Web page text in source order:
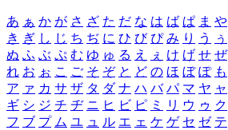
あ ぁ か が さ ざ た だ な は ば ぱ ま や
き ぎ し じ ち ぢ に ひ び ぴ み り う ぅ
ぬ ふ ぶ ぷ む ゆ ゅ る え ぇ け げ せ ぜ
れ お ぉ こ ご そ ぞ と ど の ほ ぼ ぽ も
ア ァ カ サ ザ タ ダ ナ ハ バ パ マ ヤ ャ
ギ シ ジ チ ヂ ニ ヒ ビ ピ ミ リ ウ ゥ ク
フ ブ プ ム ユ ュ ル エ ェ ケ ゲ セ ゼ テ